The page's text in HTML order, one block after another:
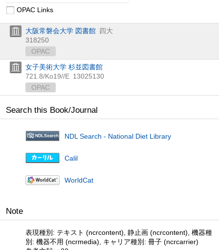
OPAC Links
大阪常磐会大学 図書館 四大
318250
OPAC
女子美術大学 杉並図書館
721.8/Ko19//E 13025130
OPAC
Search this Book/Journal
NDL Search - National Diet Library
Calil
WorldCat
Note
表現種別: テキスト (ncrcontent), 静止画 (ncrcontent), 機器種
別: 機器不用 (ncrmedia), キャリア種別: 冊子 (ncrcarrier)